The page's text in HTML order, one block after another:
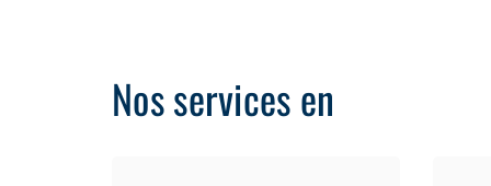
Nos services en